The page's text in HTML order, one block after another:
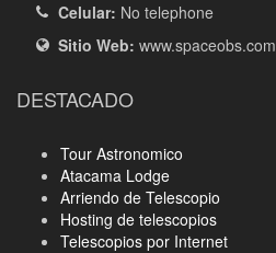
Celular: No telephone
Sitio Web: www.spaceobs.com
DESTACADO
Tour Astronomico
Atacama Lodge
Arriendo de Telescopio
Hosting de telescopios
Telescopios por Internet